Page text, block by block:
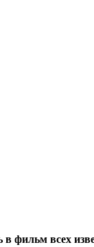
в фильм всех